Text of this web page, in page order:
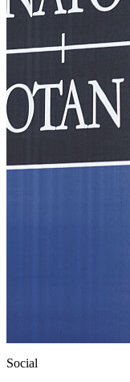
Social